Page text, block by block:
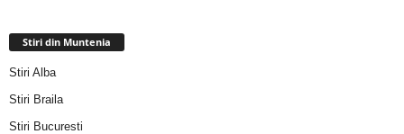
Stiri din Muntenia
Stiri Alba
Stiri Braila
Stiri Bucuresti